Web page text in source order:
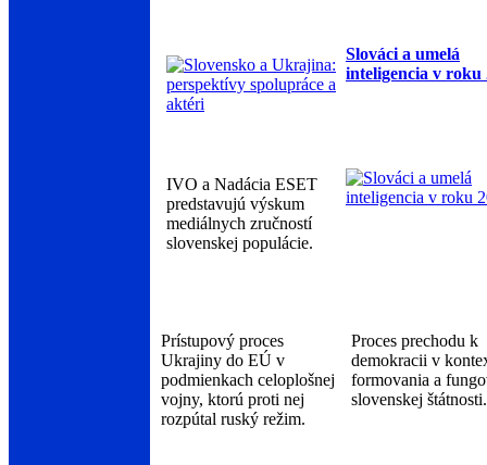
Slováci a umelá
inteligencia v roku
IVO a Nadácia ESET
predstavujú výskum
mediálnych zručností
slovenskej populácie.
Prístupový proces
Ukrajiny do EÚ v
podmienkach celoplošnej
vojny, ktorú proti nej
rozpútal ruský režim.
Proces prechodu k
demokracii v
formovania a
slovenskej štátnosti.